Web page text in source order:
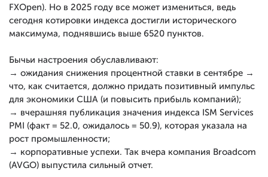
FXOpen). Но в 2025 году все может измениться, ведь
сегодня котировки индекса достигли исторического
максимума, поднявшись выше 6520 пунктов.
Бычьи настроения обуславливают:
→ ожидания снижения процентной ставки в сентябре →
что, как считается, должно придать позитивный импульс
для экономики США (и повысить прибыль компаний);
→ вчерашняя публикация значения индекса ISM Services
PMI (факт = 52.0, ожидалось = 50.9), которая указала на
рост промышленности;
→ корпоративные успехи. Так вчера компания Broadcom
(AVGO) выпустила сильный отчет.